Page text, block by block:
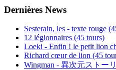
Dernières News
Sesterain, les - texte rouge
12 légionnaires (45 tours)
Loeki - Enfin ! le petit lion
Richard cœur de lion (45
Wingman - 異次元ストー